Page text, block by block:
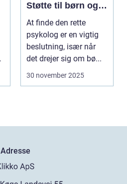
Støtte til børn og
unge
At finde den rette
psykolog er en vigtig
beslutning, især når
det drejer sig om bø...
30 november 2025
Adresse